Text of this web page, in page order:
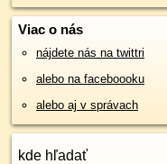
Viac o nás
nájdete nás na twittri
alebo na faceboooku
alebo aj v správach
kde hľadať